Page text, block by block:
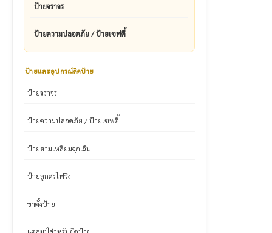
ป้ายจราจร
ป้ายความปลอดภัย / ป้ายเซฟตี้
ป้ายและอุปกรณ์ติดป้าย
ป้ายจราจร
ป้ายความปลอดภัย / ป้ายเซฟตี้
ป้ายสามเหลี่ยมฉุกเฉิน
ป้ายลูกศรไฟวิ่ง
ขาตั้งป้าย